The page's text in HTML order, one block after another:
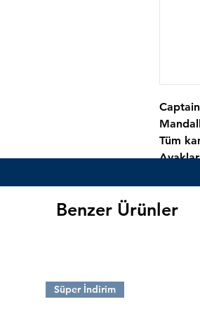
Tüm
daha
Benzer Ürünler
Süper İndirim